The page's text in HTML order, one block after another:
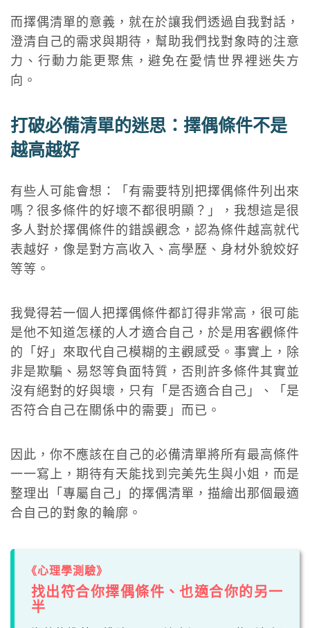
而擇偶清單的意義，就在於讓我們透過自我對話，
澄清自己的需求與期待，幫助我們找對象時的注意
力、行動力能更聚焦，避免在愛情世界裡迷失方
向。
打破必備清單的迷思：擇偶條件不是
越高越好
有些人可能會想：「有需要特別把擇偶條件列出來
嗎？很多條件的好壞不都很明顯？」，我想這是很
多人對於擇偶條件的錯誤觀念，認為條件越高就代
表越好，像是對方高收入、高學歷、身材外貌姣好
等等。
我覺得若一個人把擇偶條件都訂得非常高，很可能
是他不知道怎樣的人才適合自己，於是用客觀條件
的「好」來取代自己模糊的主觀感受。事實上，除
非是欺騙、易怒等負面特質，否則許多條件其實並
沒有絕對的好與壞，只有「是否適合自己」、「是
否符合自己在關係中的需要」而已。
因此，你不應該在自己的必備清單將所有最高條件
一一寫上，期待有天能找到完美先生與小姐，而是
整理出「專屬自己」的擇偶清單，描繪出那個最適
合自己的對象的輪廓。
《心理學測驗》
找出符合你擇偶條件、也適合你的另一
半